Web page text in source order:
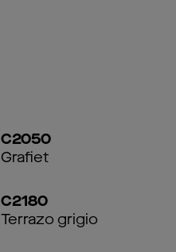
C2050
Grafiet
C2180
Terrazo grigio